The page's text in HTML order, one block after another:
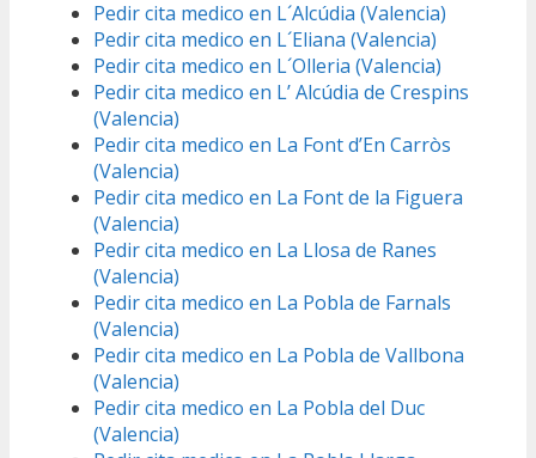
Pedir cita medico en L´Alcúdia (Valencia)
Pedir cita medico en L´Eliana (Valencia)
Pedir cita medico en L´Olleria (Valencia)
Pedir cita medico en L’ Alcúdia de Crespins
(Valencia)
Pedir cita medico en La Font d’En Carròs
(Valencia)
Pedir cita medico en La Font de la Figuera
(Valencia)
Pedir cita medico en La Llosa de Ranes
(Valencia)
Pedir cita medico en La Pobla de Farnals
(Valencia)
Pedir cita medico en La Pobla de Vallbona
(Valencia)
Pedir cita medico en La Pobla del Duc
(Valencia)